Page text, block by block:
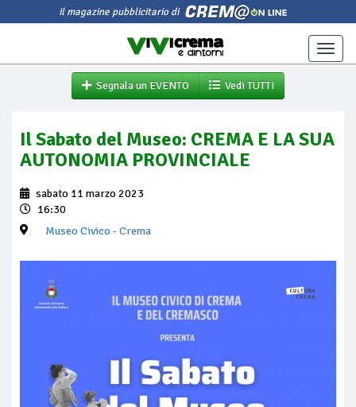
il magazine pubblicitario di
Toggle
Segnala un EVENTO
Vedi TUTTI
Il Sabato del Museo: CREMA E LA SUA
AUTONOMIA PROVINCIALE
sabato 11 marzo 2023
16:30
Museo Civico - Crema